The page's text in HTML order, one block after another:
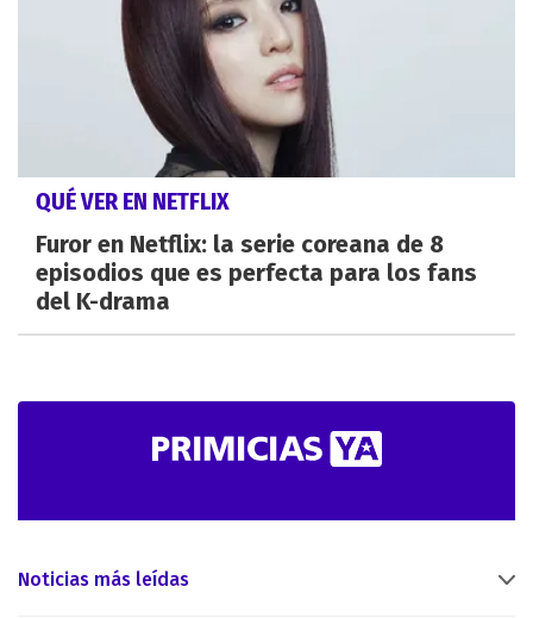
QUÉ VER EN NETFLIX
Furor en Netflix: la serie coreana de 8
episodios que es perfecta para los fans
del K-drama
Noticias más leídas